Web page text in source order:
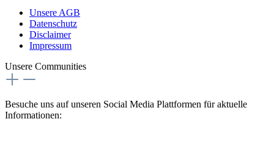
Unsere AGB
Datenschutz
Disclaimer
Impressum
Unsere Communities
Besuche uns auf unseren Social Media Plattformen für aktuelle
Informationen: